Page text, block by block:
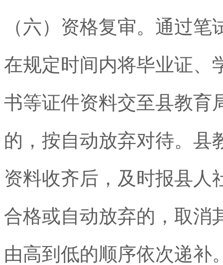
（六）资格复审。通过
在规定时间内将毕业证、
书等证件资料交至县教育
的，按自动放弃对待。县
资料收齐后，及时报县人
合格或自动放弃的，取消
由高到低的顺序依次递补